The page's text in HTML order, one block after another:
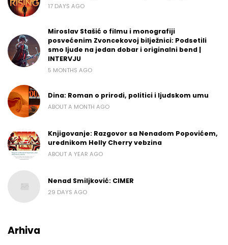
17 DAYS AGO
Miroslav Stašić o filmu i monografiji
posvećenim Zvoncekovoj bilježnici: Podsetili
smo ljude na jedan dobar i originalni bend |
INTERVJU
5 MONTHS AGO
Dina: Roman o prirodi, politici i ljudskom umu
ABOUT A MONTH AGO
Knjigovanje: Razgovor sa Nenadom Popovićem,
urednikom Helly Cherry vebzina
ABOUT A YEAR AGO
Nenad Smiljković: CIMER
29 DAYS AGO
Arhiva